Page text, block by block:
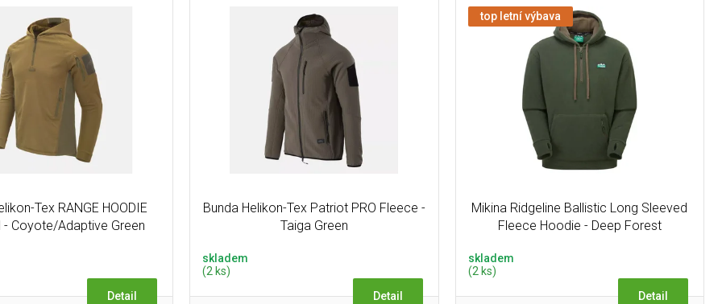
Tex RANGE HOODIE
- Coyote/Adaptive Green
Detail
Bunda Helikon-Tex Patriot PRO Fleece -
Taiga Green
skladem
(2 ks)
Detail
top letní výbava
Mikina Ridgeline Ballistic Long Sleeved
Fleece Hoodie - Deep Forest
skladem
(2 ks)
Detail